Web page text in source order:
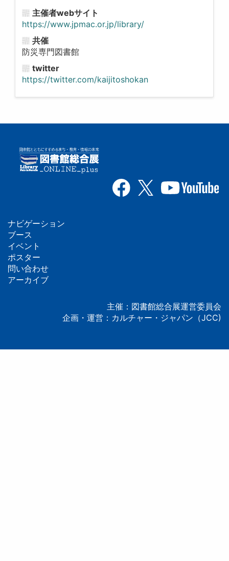
主催者webサイト
https://www.jpmac.or.jp/library/
共催
防災専門図書館
twitter
https://twitter.com/kaijitoshokan
フ
ッ
タ
ナビゲーション
ブース
イベント
ポスター
問い合わせ
アーカイブ
主催：図書館総合展運営委員会
企画・運営：カルチャー・ジャパン（JCC)